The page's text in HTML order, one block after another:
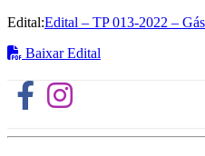
Edital:Edital – TP 013-2022 –
Baixar Edital